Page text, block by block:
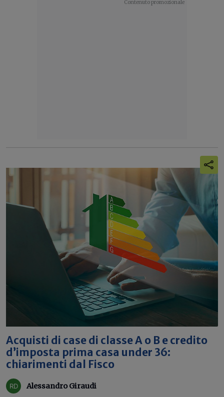
Acquisti di case di classe A o B e credito
d’imposta prima casa under 36:
chiarimenti dal Fisco
Alessandro Giraudi